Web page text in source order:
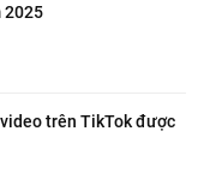
2025
trên TikTok được